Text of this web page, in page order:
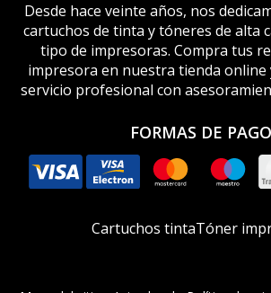
Desde hace veinte años, nos
cartuchos de tinta y tóneres de alta
tipo de impresoras. Compra tus
impresora en nuestra tienda online
servicio profesional con
FORMAS DE PAGO
Cartuchos tintaTóner